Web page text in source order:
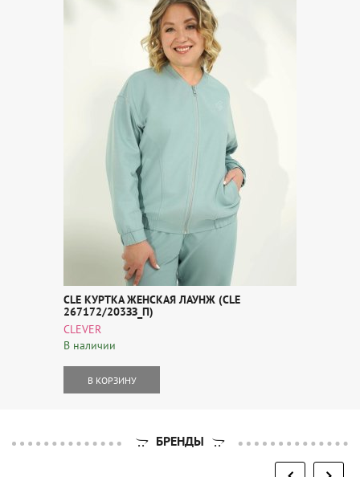
CLE КУРТКА ЖЕНСКАЯ ЛАУНЖ (CLE
267172/203ЗЗ_П)
CLEVER
В наличии
В КОРЗИНУ
БРЕНДЫ